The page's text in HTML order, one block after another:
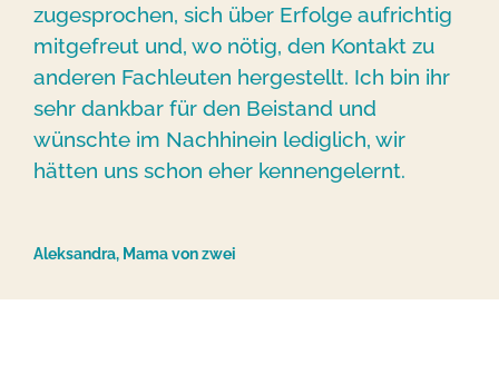
zugesprochen, sich über Erfolge aufrichtig
mitgefreut und, wo nötig, den Kontakt zu
anderen Fachleuten hergestellt. Ich bin ihr
sehr dankbar für den Beistand und
wünschte im Nachhinein lediglich, wir
hätten uns schon eher kennengelernt.
Aleksandra, Mama von zwei